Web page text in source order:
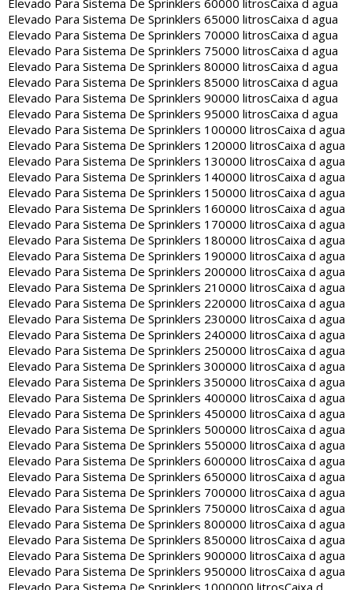
Elevado Para Sistema De Sprinklers 60000 litrosCaixa d agua
Elevado Para Sistema De Sprinklers 65000 litrosCaixa d agua
Elevado Para Sistema De Sprinklers 70000 litrosCaixa d agua
Elevado Para Sistema De Sprinklers 75000 litrosCaixa d agua
Elevado Para Sistema De Sprinklers 80000 litrosCaixa d agua
Elevado Para Sistema De Sprinklers 85000 litrosCaixa d agua
Elevado Para Sistema De Sprinklers 90000 litrosCaixa d agua
Elevado Para Sistema De Sprinklers 95000 litrosCaixa d agua
Elevado Para Sistema De Sprinklers 100000 litrosCaixa d agua
Elevado Para Sistema De Sprinklers 120000 litrosCaixa d agua
Elevado Para Sistema De Sprinklers 130000 litrosCaixa d agua
Elevado Para Sistema De Sprinklers 140000 litrosCaixa d agua
Elevado Para Sistema De Sprinklers 150000 litrosCaixa d agua
Elevado Para Sistema De Sprinklers 160000 litrosCaixa d agua
Elevado Para Sistema De Sprinklers 170000 litrosCaixa d agua
Elevado Para Sistema De Sprinklers 180000 litrosCaixa d agua
Elevado Para Sistema De Sprinklers 190000 litrosCaixa d agua
Elevado Para Sistema De Sprinklers 200000 litrosCaixa d agua
Elevado Para Sistema De Sprinklers 210000 litrosCaixa d agua
Elevado Para Sistema De Sprinklers 220000 litrosCaixa d agua
Elevado Para Sistema De Sprinklers 230000 litrosCaixa d agua
Elevado Para Sistema De Sprinklers 240000 litrosCaixa d agua
Elevado Para Sistema De Sprinklers 250000 litrosCaixa d agua
Elevado Para Sistema De Sprinklers 300000 litrosCaixa d agua
Elevado Para Sistema De Sprinklers 350000 litrosCaixa d agua
Elevado Para Sistema De Sprinklers 400000 litrosCaixa d agua
Elevado Para Sistema De Sprinklers 450000 litrosCaixa d agua
Elevado Para Sistema De Sprinklers 500000 litrosCaixa d agua
Elevado Para Sistema De Sprinklers 550000 litrosCaixa d agua
Elevado Para Sistema De Sprinklers 600000 litrosCaixa d agua
Elevado Para Sistema De Sprinklers 650000 litrosCaixa d agua
Elevado Para Sistema De Sprinklers 700000 litrosCaixa d agua
Elevado Para Sistema De Sprinklers 750000 litrosCaixa d agua
Elevado Para Sistema De Sprinklers 800000 litrosCaixa d agua
Elevado Para Sistema De Sprinklers 850000 litrosCaixa d agua
Elevado Para Sistema De Sprinklers 900000 litrosCaixa d agua
Elevado Para Sistema De Sprinklers 950000 litrosCaixa d agua